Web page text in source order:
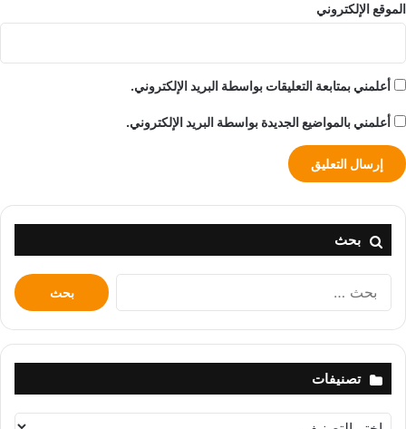
الموقع الإلكتروني
أعلمني بمتابعة التعليقات بواسطة البريد الإلكتروني.
أعلمني بالمواضيع الجديدة بواسطة البريد الإلكتروني.
بحث
البحث
عن:
تصنيفات
تصنيفات